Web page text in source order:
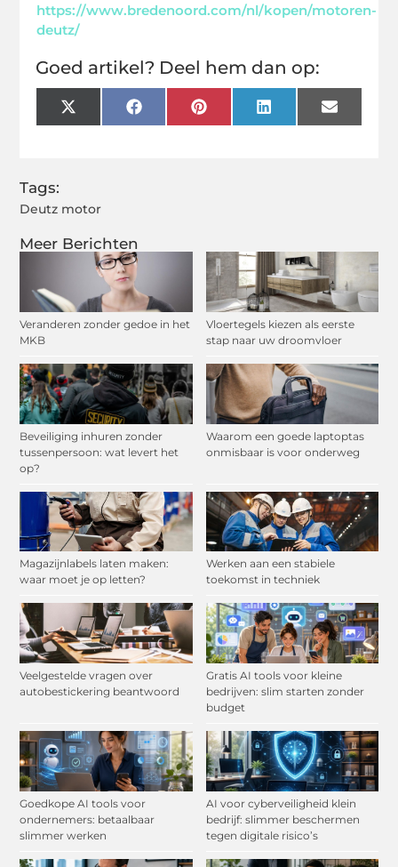
Meer Berichten
Veranderen zonder gedoe in het
MKB
Vloertegels kiezen als eerste
stap naar uw droomvloer
Beveiliging inhuren zonder
tussenpersoon: wat levert het
op?
Waarom een goede laptoptas
onmisbaar is voor onderweg
Magazijnlabels laten maken:
waar moet je op letten?
Werken aan een stabiele
toekomst in techniek
Veelgestelde vragen over
autobestickering beantwoord
Gratis AI tools voor kleine
bedrijven: slim starten zonder
budget
Goedkope AI tools voor
ondernemers: betaalbaar
slimmer werken
AI voor cyberveiligheid klein
bedrijf: slimmer beschermen
tegen digitale risico’s
https://www.bredenoord.com/nl/kopen/motoren-
deutz/
Goed artikel? Deel hem dan op:
X
(Twitter)
FacebookPinterestLinkedInEmail
Tags:
Deutz motor